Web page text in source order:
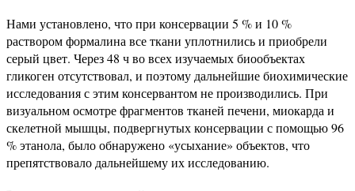
Нами установлено, что при консервации 5 % и 10 %
раствором формалина все ткани уплотнились и приобрели
серый цвет. Через 48 ч во всех изучаемых биообъектах
гликоген отсутствовал, и поэтому дальнейшие биохимические
исследования с этим консервантом не производились. При
визуальном осмотре фрагментов тканей печени, миокарда и
скелетной мышцы, подвергнутых консервации с помощью 96
% этанола, было обнаружено «усыхание» объектов, что
препятствовало дальнейшему их исследованию.